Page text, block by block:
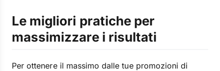
Le migliori pratiche per
massimizzare i risultati
Per ottenere il massimo dalle tue promozioni di